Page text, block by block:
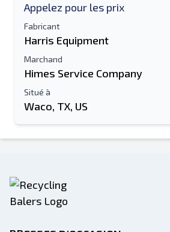
Appelez pour les prix
Fabricant
Harris Equipment
Marchand
Himes Service Company
Situé à
Waco, TX, US